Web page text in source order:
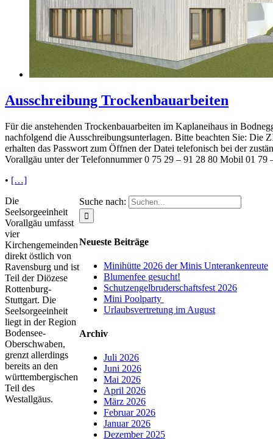
Ausschreibung Trockenbauarbeiten
Für die anstehenden Trockenbauarbeiten im Kaplaneihaus in
nachfolgend die Ausschreibungsunterlagen. Bitte beachten Sie: Die
erhalten das Passwort zum Öffnen der Datei telefonisch bei der
Vorallgäu unter der Telefonnummer 0 75 29 – 91 28 80 Mobil 01 79
• […]
Suche nach:
Neueste Beiträge
Minihütte 2026 der Minis Unterankenreute
Blumenfee gesucht!
Schutzengelbruderschaftsfest 2026
Mini Poolparty
Urlaubsvertretung im August
Archiv
Juli 2026
Juni 2026
Mai 2026
April 2026
März 2026
Februar 2026
Januar 2026
Dezember 2025
Die
Seelsorgeeinheit
Vorallgäu umfasst
vier
Kirchengemeinden
direkt östlich von
Ravensburg und ist
Teil der Diözese
Rottenburg-
Stuttgart. Die
Seelsorgeeinheit
liegt in der Region
Bodensee-
Oberschwaben,
grenzt allerdings
bereits an den
württembergischen
Teil des
Westallgäus.